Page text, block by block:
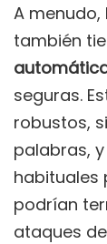
A
también
seguras.
robustos,
palabras,
habituales
podrían
ataques